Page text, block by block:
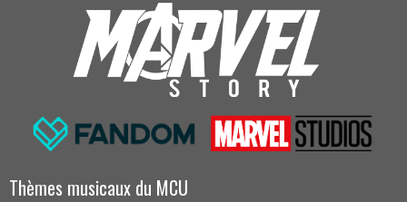
Thèmes musicaux du MCU